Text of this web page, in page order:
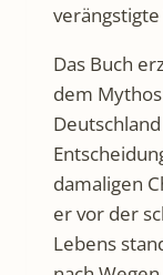
verängstigte
Das Buch
dem
damaligen
er vor der
Lebens